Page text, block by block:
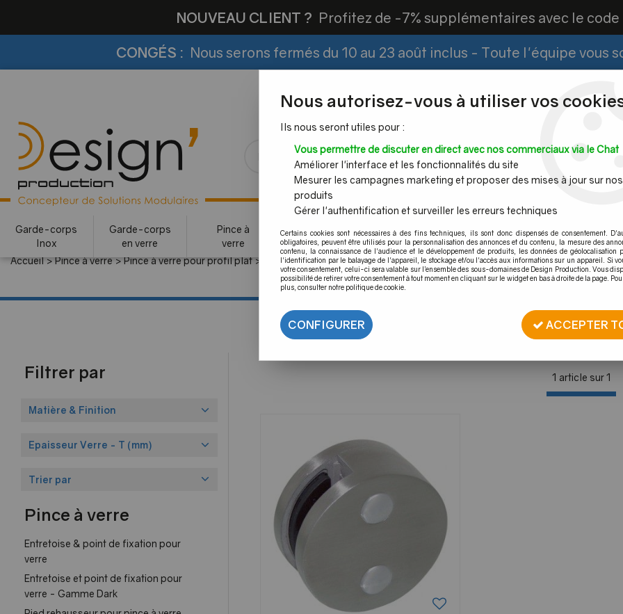
NOUVEAU CLIENT ? Profitez de -7% supplémentaires avec le
CONGÉS : Nous serons fermés du 10 au 23 août inclus - Toute l'équipe vous
Espace PRO
Garde-corps
Inox
Garde-corps
en verre
Pince à
verre
Mains
courantes
Tubes et
barres inox
Câble inox &
filet inox
pour
Accueil>Pince à verre>Pince à verre pour profil plat> Pince modèle 08 Diamètre 60 mm
Pince modèle 08
Filtrer par
Matière & Finition
Epaisseur Verre - T (mm)
Trier par
Pince à verre
Entretoise & point de fixation pour
verre
Entretoise et point de fixation pour
verre - Gamme Dark
1 article sur1
Nous autorisez-vous à utiliser vos
Ils nous seront utiles pour :
Vous permettre de discuter en direct avec nos commerciaux via le Chat
Améliorer l'interface et les fonctionnalités du site
Mesurer les campagnes marketing et proposer des mises à jour sur nos
produits
Gérer l'authentification et surveiller les erreurs techniques
Certains cookies sont nécessaires à des fins techniques, ils sont donc dispensés de consentement.
obligatoires, peuvent être utilisés pour la personnalisation des annonces et du contenu, la mesure des
contenu, la connaissance de l'audience et le développement de produits, les données de géolocalisation
l'identification par le balayage de l'appareil, le stockage et/ou l'accès aux informations sur un appareil. Si
votre consentement, celui-ci sera valable sur l’ensemble des sous-domaines de Design Production. Vous
possibilité de retirer votre consentement à tout moment en cliquant sur le widget en bas à droite de la page.
plus, consulter notre politique de cookie.
CONFIGURER ACCEPTER